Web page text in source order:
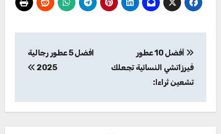
المقالات
أفضل 10 عطور
فيرزاتشي النسائية تجعلك
تشعين ثراءا:
افضل 5 عطور رجالية
2025